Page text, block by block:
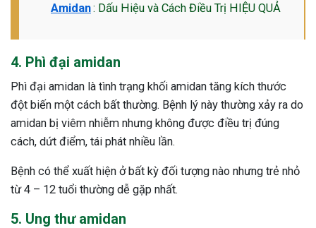
Amidan: Dấu Hiệu và Cách Điều Trị HIỆU QUẢ
4. Phì đại amidan
Phì đại amidan là tình trạng khối amidan tăng kích thước
đột biến một cách bất thường. Bệnh lý này thường xảy ra do
amidan bị viêm nhiễm nhưng không được điều trị đúng
cách, dứt điểm, tái phát nhiều lần.
Bệnh có thể xuất hiện ở bất kỳ đối tượng nào nhưng trẻ nhỏ
từ 4 – 12 tuổi thường dễ gặp nhất.
5. Ung thư amidan